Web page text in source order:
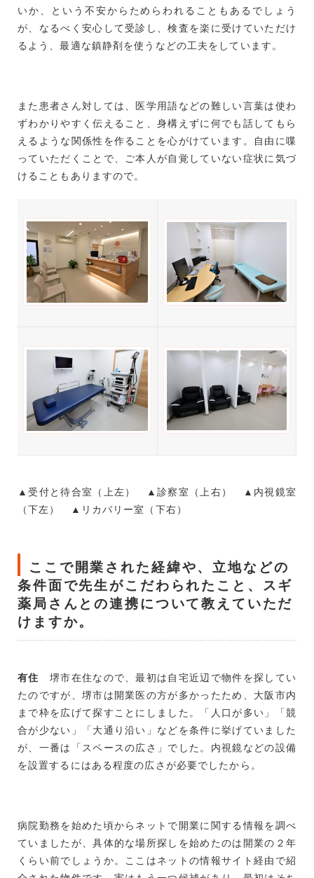
いか、という不安からためらわれることもあるでしょう
が、なるべく安心して受診し、検査を楽に受けていただけ
るよう、最適な鎮静剤を使うなどの工夫をしています。
また患者さん対しては、医学用語などの難しい言葉は使わ
ずわかりやすく伝えること、身構えずに何でも話してもら
えるような関係性を作ることを心がけています。自由に喋
っていただくことで、ご本人が自覚していない症状に気づ
けることもありますので。
▲受付と待合室（上左） ▲診察室（上右） ▲内視鏡室
（下左） ▲リカバリー室（下右）
ここで開業された経緯や、立地などの
条件面で先生がこだわられたこと、スギ
薬局さんとの連携について教えていただ
けますか。
有住
堺市在住なので、最初は自宅近辺で物件を探してい
たのですが、堺市は開業医の方が多かったため、大阪市内
まで枠を広げて探すことにしました。「人口が多い」「競
合が少ない」「大通り沿い」などを条件に挙げていました
が、一番は「スペースの広さ」でした。内視鏡などの設備
を設置するにはある程度の広さが必要でしたから。
病院勤務を始めた頃からネットで開業に関する情報を調べ
ていましたが、具体的な場所探しを始めたのは開業の２年
くらい前でしょうか。ここはネットの情報サイト経由で紹